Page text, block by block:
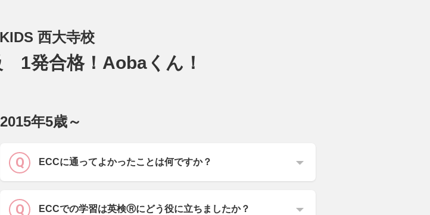
西大寺校
1発合格！Aobaくん！
2015年5歳～
ECCに通ってよかったことは何ですか？
ECCでの学習は英検Ⓡにどう役に立ちましたか？